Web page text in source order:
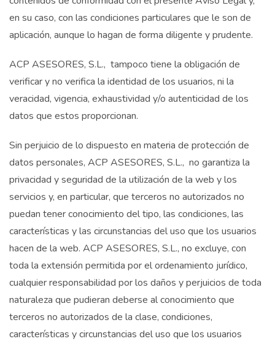
en su caso, con las condiciones particulares que le son de
aplicación, aunque lo hagan de forma diligente y prudente.
ACP ASESORES, S.L., tampoco tiene la obligación de
verificar y no verifica la identidad de los usuarios, ni la
veracidad, vigencia, exhaustividad y/o autenticidad de los
datos que estos proporcionan.
Sin perjuicio de lo dispuesto en materia de protección de
datos personales, ACP ASESORES, S.L., no garantiza la
privacidad y seguridad de la utilización de la web y los
servicios y, en particular, que terceros no autorizados no
puedan tener conocimiento del tipo, las condiciones, las
características y las circunstancias del uso que los usuarios
hacen de la web. ACP ASESORES, S.L., no excluye, con
toda la extensión permitida por el ordenamiento jurídico,
cualquier responsabilidad por los daños y perjuicios de toda
naturaleza que pudieran deberse al conocimiento que
terceros no autorizados de la clase, condiciones,
características y circunstancias del uso que los usuarios